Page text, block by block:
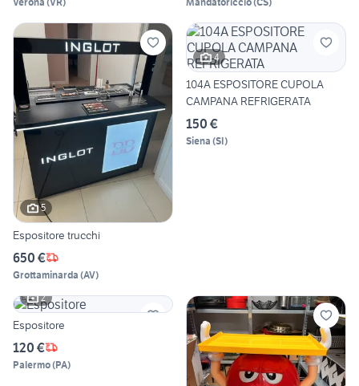
5
Espositore trucchi
650 €
Grottaminarda (AV)
4
104A ESPOSITORE CUPOLA
CAMPANA REFRIGERATA
150 €
Siena (SI)
2
Espositore
120 €
Palermo(PA)